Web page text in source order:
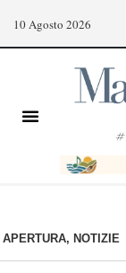
10 Agosto 2026
#
APERTURA, NOTIZIE